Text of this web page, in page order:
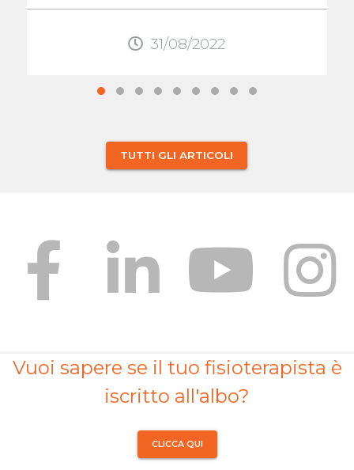
gonfiore, o ...
31/08/2022
TUTTI GLI ARTICOLI
Vuoi sapere se il tuo fisioterapista è
iscritto all'albo?
CLICCA QUI